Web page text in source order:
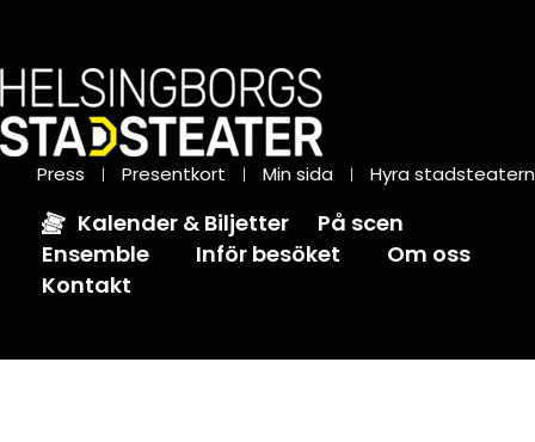
Press Presentkort Min sida Hyra stadsteatern
Kalender & Biljetter
På scen
Ensemble
Inför besöket
Om oss
Kontakt